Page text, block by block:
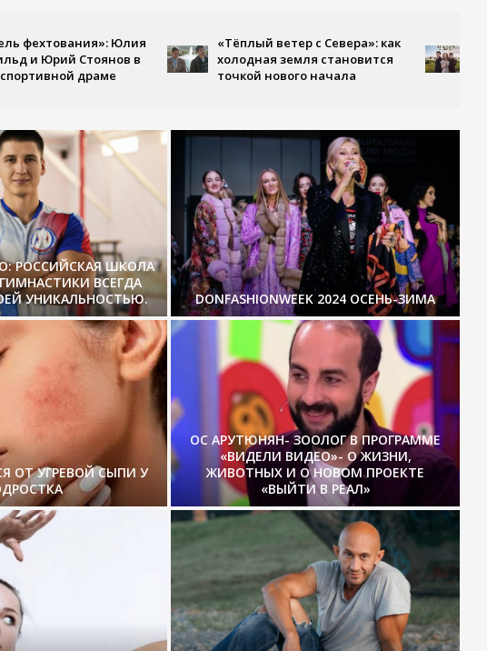
Юлия
Стоянов в
драме
«Тёплый ветер с Севера»: как
холодная земля становится
точкой нового начала
Первом
РОССИЙСКАЯ ШКОЛА
ВСЕГДА
УНИКАЛЬНОСТЬЮ.
DONFASHIONWEEK 2024 ОСЕНЬ-ЗИМА
ОТ УГРЕВОЙ СЫПИ У
ОС АРУТЮНЯН- ЗООЛОГ В ПРОГРАММЕ
«ВИДЕЛИ ВИДЕО»- О ЖИЗНИ,
ЖИВОТНЫХ И О НОВОМ ПРОЕКТЕ
«ВЫЙТИ В РЕАЛ»